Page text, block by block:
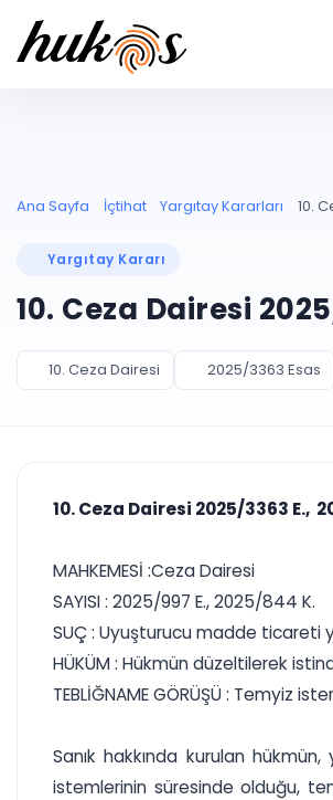
Ana Sayfa İçtihat Yargıtay Kararları 10.
Yargıtay Kararı
10. Ceza Dairesi
10. Ceza Dairesi 2025/3363 Esas
10. Ceza Dairesi 2025/3363 E.,
MAHKEMESİ :Ceza Dairesi
SAYISI : 2025/997 E., 2025/844 K.
SUÇ : Uyuşturucu madde ticareti
HÜKÜM : Hükmün düzeltilerek
TEBLİĞNAME GÖRÜŞÜ : Temyiz
Sanık hakkında kurulan
istemlerinin süresinde olduğu,